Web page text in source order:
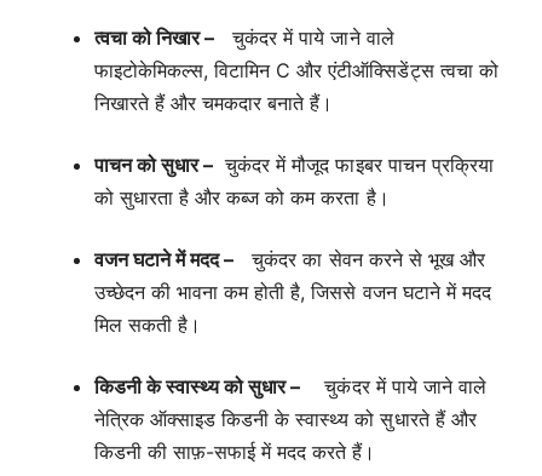
त्वचा को निखार – चुकंदर में पाये जाने वाले
फाइटोकेमिकल्स, विटामिन C और एंटीऑक्सिडेंट्स त्वचा को
निखारते हैं और चमकदार बनाते हैं।
पाचन को सुधार – चुकंदर में मौजूद फाइबर पाचन प्रक्रिया
को सुधारता है और कब्ज को कम करता है।
वजन घटाने में मदद – चुकंदर का सेवन करने से भूख और
उच्छेदन की भावना कम होती है, जिससे वजन घटाने में मदद
मिल सकती है।
किडनी के स्वास्थ्य को सुधार – चुकंदर में पाये जाने वाले
नेत्रिक ऑक्साइड किडनी के स्वास्थ्य को सुधारते हैं और
किडनी की साफ़-सफाई में मदद करते हैं।